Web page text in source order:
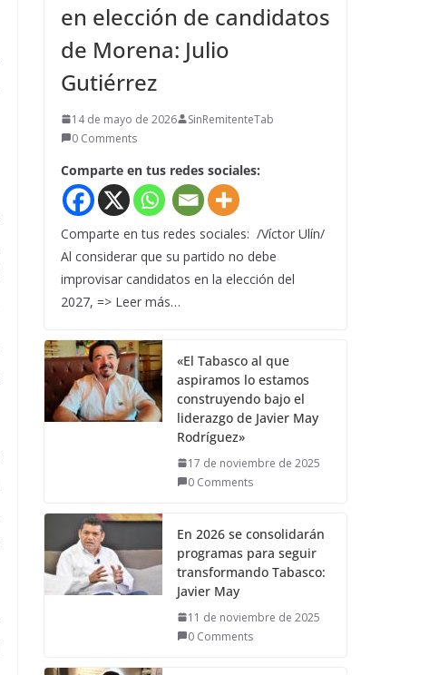
en elección de candidatos
de Morena: Julio
Gutiérrez
14 de mayo de 2026
SinRemitenteTab
0 Comments
Comparte en tus redes sociales:
Comparte en tus redes sociales: /Víctor Ulín/
Al considerar que su partido no debe
improvisar candidatos en la elección del
2027, => Leer más…
«El Tabasco al que
aspiramos lo estamos
construyendo bajo el
liderazgo de Javier May
Rodríguez»
17 de noviembre de 2025
0 Comments
En 2026 se consolidarán
programas para seguir
transformando Tabasco:
Javier May
11 de noviembre de 2025
0 Comments